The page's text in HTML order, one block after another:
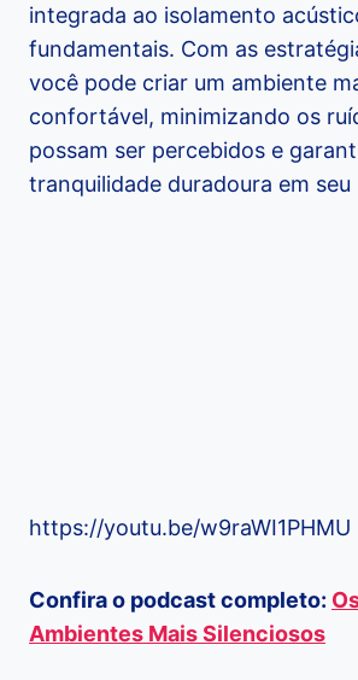
integrada ao isolamento
fundamentais. Com as
você pode criar um ambiente
confortável, minimizando os
possam ser percebidos e
tranquilidade duradoura em seu
https://youtu.be/w9raWI1PHMU
Confira o podcast completo:
Ambientes Mais Silenciosos